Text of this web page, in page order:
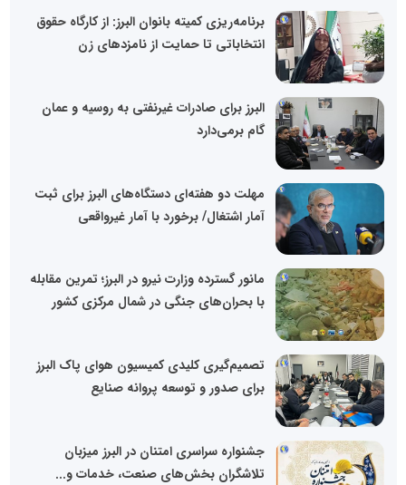
برنامه‌ریزی کمیته بانوان البرز: از کارگاه حقوق
انتخاباتی تا حمایت از نامزدهای زن
البرز برای صادرات غیرنفتی به روسیه و عمان
گام برمی‌دارد
مهلت دو هفته‌ای دستگاه‌های البرز برای ثبت
آمار اشتغال/ برخورد با آمار غیرواقعی
مانور گسترده وزارت نیرو در البرز؛ تمرین مقابله
با بحران‌های جنگی در شمال مرکزی کشور
تصمیم‌گیری کلیدی کمیسیون هوای پاک البرز
برای صدور و توسعه پروانه صنایع
جشنواره سراسری امتنان در البرز میزبان
تلاشگران بخش‌های صنعت، خدمات و...